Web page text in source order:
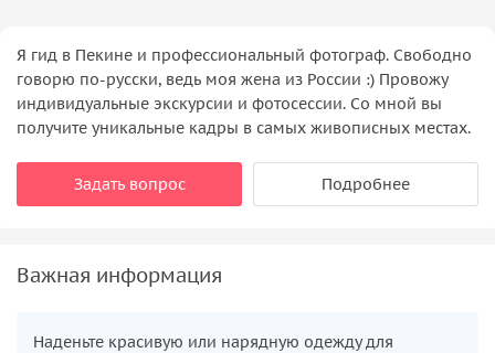
Я гид в Пекине и профессиональный фотограф. Свободно
говорю по-русски, ведь моя жена из России :) Провожу
индивидуальные экскурсии и фотосессии. Со мной вы
получите уникальные кадры в самых живописных местах.
Задать вопрос Подробнее
Важная информация
Наденьте красивую или нарядную одежду для